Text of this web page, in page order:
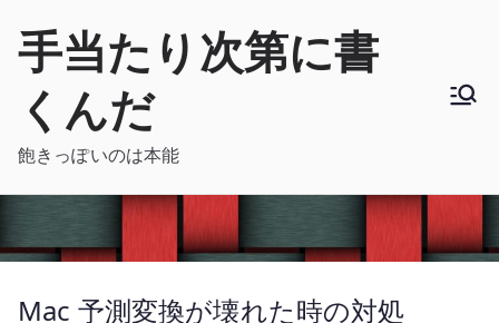
手当たり次第に書
くんだ
飽きっぽいのは本能
Mac 予測変換が壊れた時の対処